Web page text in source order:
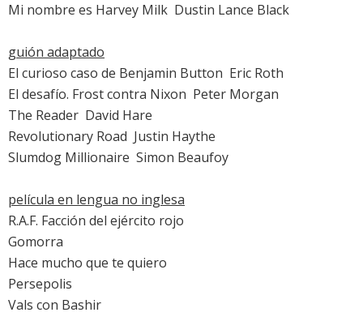
Mi nombre es Harvey Milk  Dustin Lance Black
guión adaptado
El curioso caso de Benjamin Button  Eric Roth
El desafío. Frost contra Nixon  Peter Morgan
The Reader  David Hare
Revolutionary Road  Justin Haythe
Slumdog Millionaire  Simon Beaufoy
película en lengua no inglesa
R.A.F. Facción del ejército rojo
Gomorra
Hace mucho que te quiero
Persepolis
Vals con Bashir